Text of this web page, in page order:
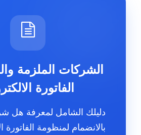
الشركات الملزمة
الفاتورة
دليلك الشامل لمعرفة هل
بالانضمام لمنظومة الفاتورة